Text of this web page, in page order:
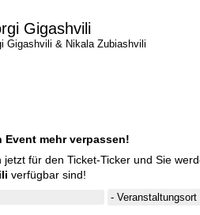
Gigashvili
Gigashvili & Nikala Zubiashvili
Event mehr verpassen!
jetzt für den Ticket-Ticker und Sie
verfügbar sind!